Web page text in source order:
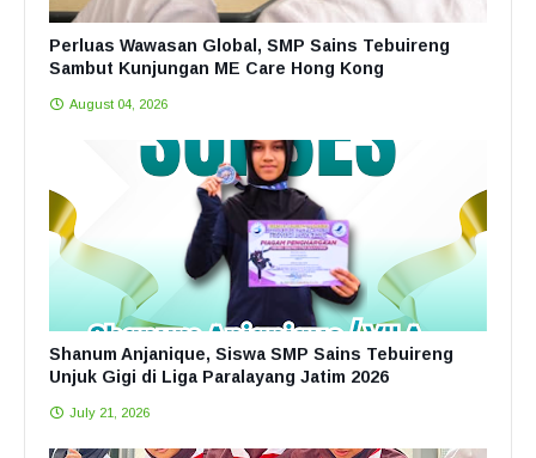
Perluas Wawasan Global, SMP Sains Tebuireng
Sambut Kunjungan ME Care Hong Kong
August 04, 2026
Shanum Anjanique, Siswa SMP Sains Tebuireng
Unjuk Gigi di Liga Paralayang Jatim 2026
July 21, 2026